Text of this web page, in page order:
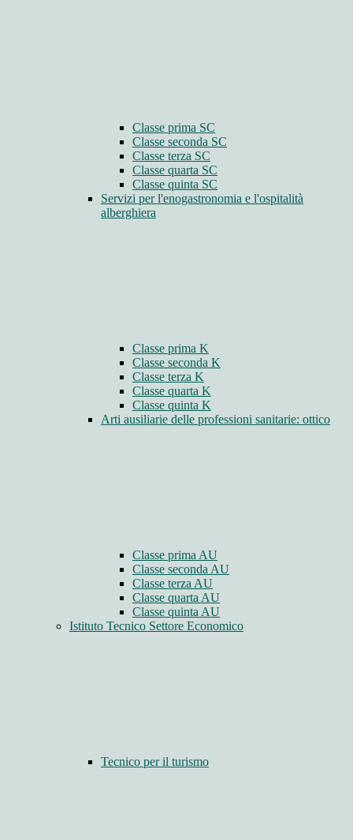
Classe prima SC
Classe seconda SC
Classe terza SC
Classe quarta SC
Classe quinta SC
Servizi per l'enogastronomia e l'ospitalità
alberghiera
Classe prima K
Classe seconda K
Classe terza K
Classe quarta K
Classe quinta K
Arti ausiliarie delle professioni sanitarie: ottico
Classe prima AU
Classe seconda AU
Classe terza AU
Classe quarta AU
Classe quinta AU
Istituto Tecnico Settore Economico
Tecnico per il turismo